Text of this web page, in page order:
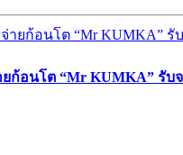
ก้อนโต “Mr KUMKA” รั